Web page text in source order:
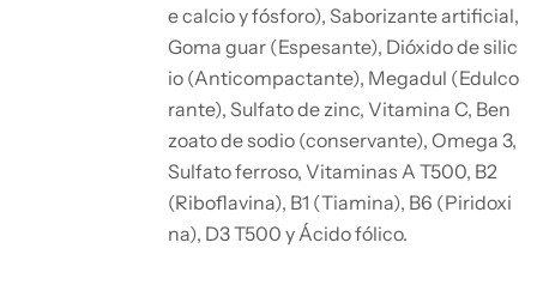
e calcio y fósforo), Saborizante artificial,
Goma guar (Espesante), Dióxido de silic
io (Anticompactante), Megadul (Edulco
rante), Sulfato de zinc, Vitamina C, Ben
zoato de sodio (conservante), Omega 3,
Sulfato ferroso, Vitaminas A T500, B2
(Riboflavina), B1 (Tiamina), B6 (Piridoxi
na), D3 T500 y Ácido fólico.